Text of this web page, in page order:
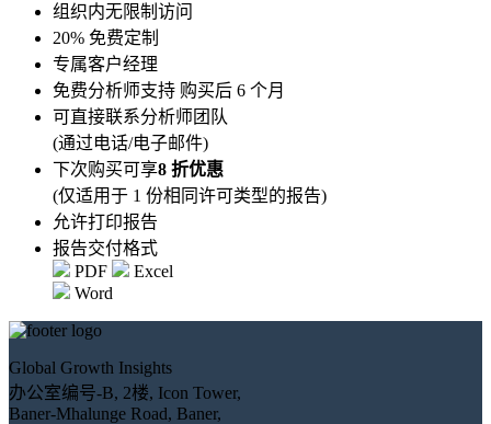
组织内无限制访问
20% 免费定制
专属客户经理
免费分析师支持 购买后 6 个月
可直接联系分析师团队
(通过电话/电子邮件)
下次购买可享8 折优惠
(仅适用于 1 份相同许可类型的报告)
允许打印报告
报告交付格式
PDF
Excel
Word
Global Growth Insights
办公室编号-B, 2楼, Icon Tower,
Baner-Mhalunge Road, Baner,